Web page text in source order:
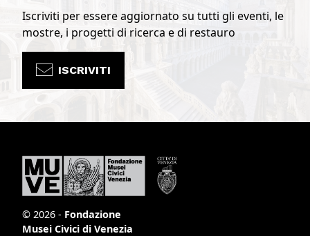
Iscriviti per essere aggiornato su tutti gli eventi, le
mostre, i progetti di ricerca e di restauro
ISCRIVITI
© 2026 - Fondazione
Musei Civici di Venezia